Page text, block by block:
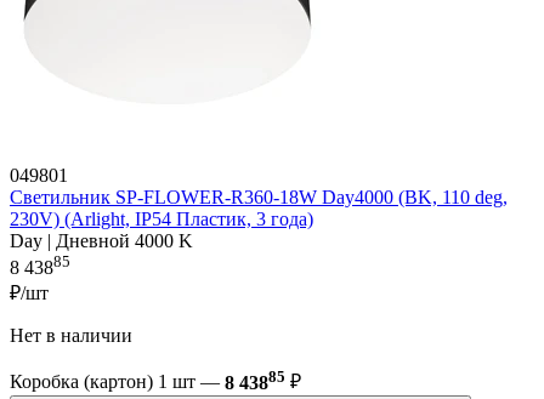
049801
Светильник SP-FLOWER-R360-18W Day4000 (BK, 110 deg,
230V) (Arlight, IP54 Пластик, 3 года)
Day | Дневной 4000 K
8 43885
₽/шт
Нет в наличии
Коробка (картон) 1 шт — 8 43885 ₽